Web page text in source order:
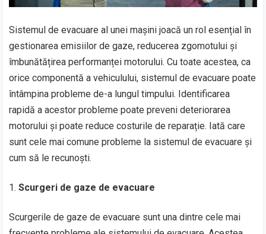
Sistemul de evacuare al unei mașini joacă un rol esențial în
gestionarea emisiilor de gaze, reducerea zgomotului și
îmbunătățirea performanței motorului. Cu toate acestea, ca
orice componentă a vehiculului, sistemul de evacuare poate
întâmpina probleme de-a lungul timpului. Identificarea
rapidă a acestor probleme poate preveni deteriorarea
motorului și poate reduce costurile de reparație. Iată care
sunt cele mai comune probleme la sistemul de evacuare și
cum să le recunoști.
Scurgeri de gaze de evacuare
Scurgerile de gaze de evacuare sunt una dintre cele mai